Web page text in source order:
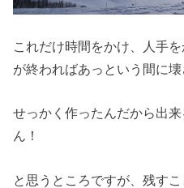
これだけ時間をかけ、人手
が終わればあっという間に壊
せっかく作ったんだから出
ん！
と思うところですが、残す